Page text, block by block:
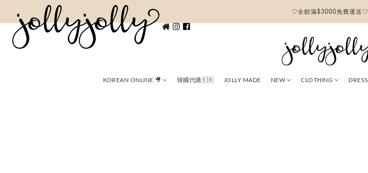
♡全館滿$3000免費運送♡
KOREAN ONLINE 🎥 韓國代購🇰🇷 JOLLY MADE NEW CLOTHING DRESS